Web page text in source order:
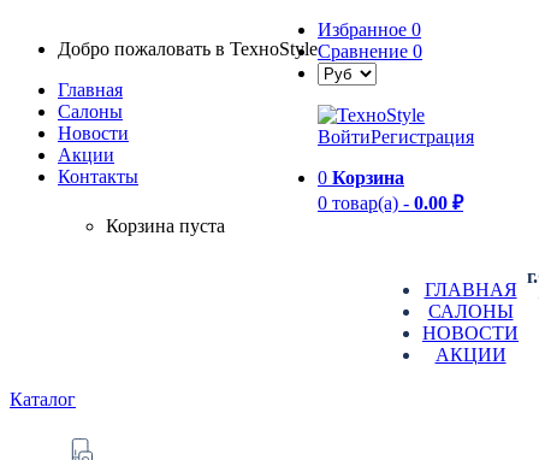
Добро пожаловать в TexноStyle
Главная
Салоны
Новости
Aкции
Контакты
Избранное 0
Сравнение 0
ВойтиРегистрация
0 Корзина
0 товар(а) - 0.00 ₽
Корзина пуста
ГЛАВНАЯ
САЛОНЫ
НОВОСТИ
АКЦИИ
Каталог